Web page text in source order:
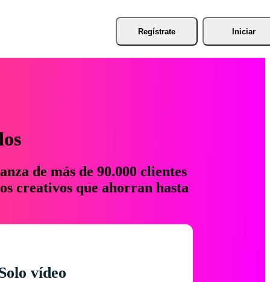
Regístrate Iniciar
de más de 90.000 clientes
creativos que ahorran hasta
vídeo